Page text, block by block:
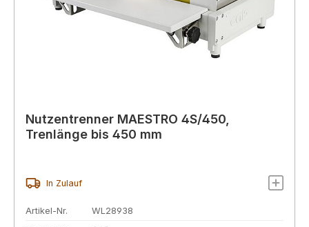
Nutzentrenner MAESTRO 4S/450,
Trenlänge bis 450 mm
In Zulauf
Artikel-Nr.
WL28938